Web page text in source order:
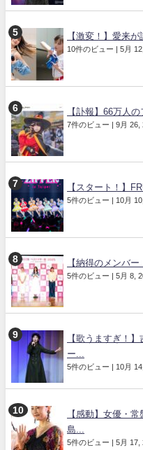
【激変！】愛来
10件のビュー | 5月
【訃報】66万人
7件のビュー | 9月 26,
【スタート！】
5件のビュー | 10月
【納得のメンバ
5件のビュー | 5月 8,
【歌うますぎ！
ー...
5件のビュー | 10月
【感動】女優・
島...
5件のビュー | 5月 17,